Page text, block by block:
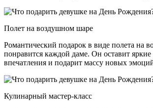
Полет на воздушном шаре
Романтический подарок в виде полета на
понравится каждой даме. Он оставит
впечатления и подарит массу новых
Кулинарный мастер-класс